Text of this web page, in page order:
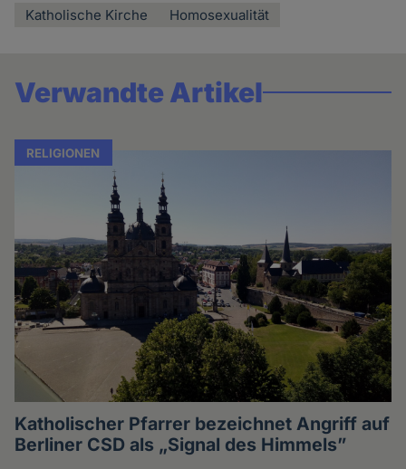
Katholische Kirche Homosexualität
Verwandte Artikel
RELIGIONEN
Katholischer Pfarrer bezeichnet Angriff auf
Berliner CSD als „Signal des Himmels”